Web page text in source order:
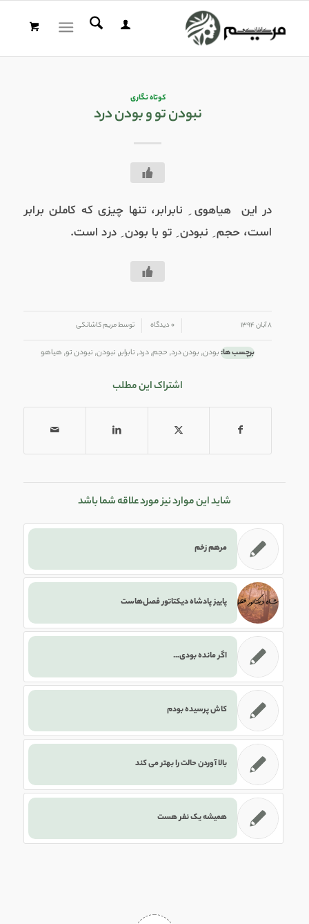
کوتاه نگاری
نبودن تو و بودن درد
در این هیاهوی ِ نابرابر، تنها چیزی که کاملن برابر
است، حجم ِ نبودن ِ تو با بودن ِ درد است.
۸ آبان ۱۳۹۴ ۰ دیدگاه توسطمریم کاشانکی
برچسب ها:بودن, بودن درد, حجم,درد, نابرابر, نبودن, نبودن تو, هیاهو
اشتراک این مطلب
شاید این موارد نیز مورد علاقه شما باشد
مرهم زخم
پاییز پادشاه دیکتاتور فصل‌هاست
اگر مانده بودی…
کاش پرسیده بودم
بالا آوردن حالت را بهتر می کند
همیشه یک نفر هست